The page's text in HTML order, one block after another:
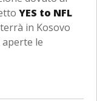
YES to NFL
in Kosovo
le